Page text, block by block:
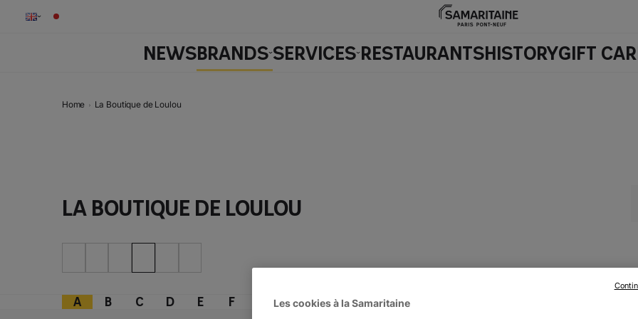
NEWSBRANDS SERVICES RESTAURANTSHISTORYGIFT
Home La Boutique de Loulou
La Boutique de Loulou
A B C D E F H I J K
Les cookies à la Samaritaine